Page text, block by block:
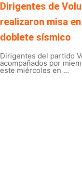
Dirigentes de
realizaron misa
doblete sísmico
Dirigentes del partido
acompañados por
este miércoles en ...